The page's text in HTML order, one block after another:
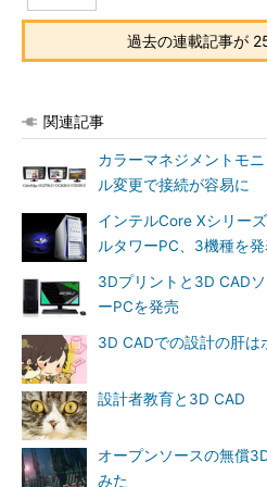
過去の連載記事が
関連記事
カラーマネジメントモ
ル変更で接続が容易に
インテルCore Xシリー
ルタワーPC、3機種を
3Dプリントと3D CAD
ーPCを発売
3D CADでの設計の肝は
設計者教育と3D CAD
オープンソースの無償
みた